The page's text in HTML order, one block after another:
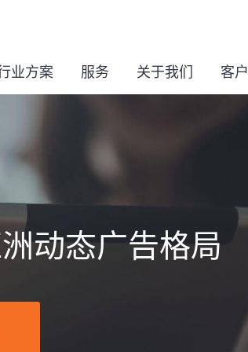
业方案 服务 关于我们 客户
动态广告格局